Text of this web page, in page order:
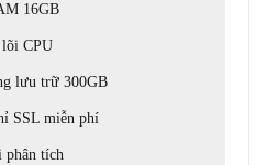
16GB
CPU
lưu trữ 300GB
SSL miễn phí
phân tích